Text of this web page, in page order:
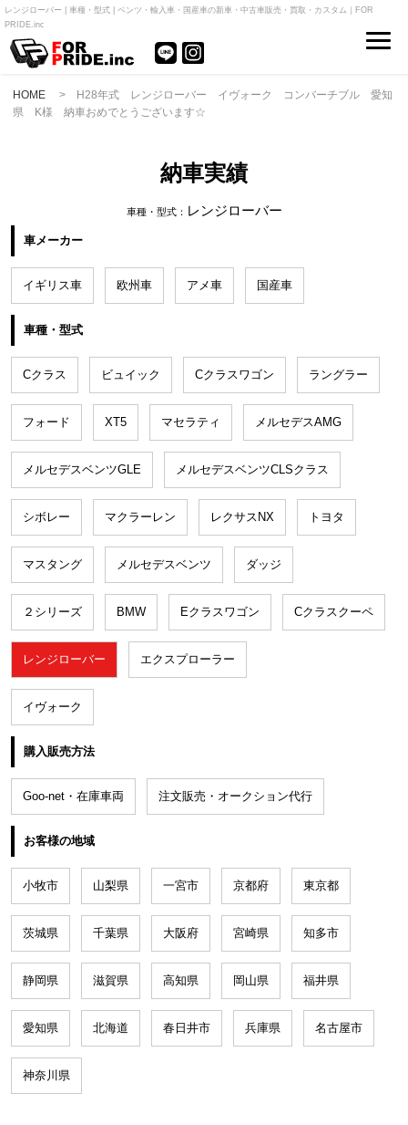
レンジローバー | 車種・型式 | ベンツ・輸入車・国産車の新車・中古車販売・買取・カスタム｜FOR
PRIDE.inc
HOME > H28年式 レンジローバー イヴォーク コンバーチブル 愛知
県 K様 納車おめでとうございます☆
納車実績
車種・型式： レンジローバー
車メーカー
イギリス車 欧州車 アメ車 国産車
車種・型式
Cクラス ビュイック Cクラスワゴン ラングラー
フォード XT5 マセラティ メルセデスAMG
メルセデスベンツGLE メルセデスベンツCLSクラス
シボレー マクラーレン レクサスNX トヨタ
マスタング メルセデスベンツ ダッジ
２シリーズ BMW Eクラスワゴン Cクラスクーペ
レンジローバー エクスプローラー
イヴォーク
購入販売方法
Goo-net・在庫車両 注文販売・オークション代行
お客様の地域
小牧市 山梨県 一宮市 京都府 東京都
茨城県 千葉県 大阪府 宮崎県 知多市
静岡県 滋賀県 高知県 岡山県 福井県
愛知県 北海道 春日井市 兵庫県 名古屋市
神奈川県